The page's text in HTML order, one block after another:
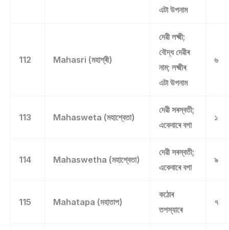
এটা উপনাম
112 Mahasri (মহাশ্ৰী)
দেৱী লক্ষ্মী;
বৌদ্ধ দেৱীৰ
নাম; লক্ষ্মীৰ
এটা উপনাম
৬
113 Mahasweta (মহাশ্বেতা)
দেৱী সৰস্বতী;
একেবাৰে বগা
১
114 Mahaswetha (মহাশ্বেতা)
দেৱী সৰস্বতী;
একেবাৰে বগা
৯
115 Mahatapa (মহাতাপ)
কঠোৰ
তপস্যাৰে
৭